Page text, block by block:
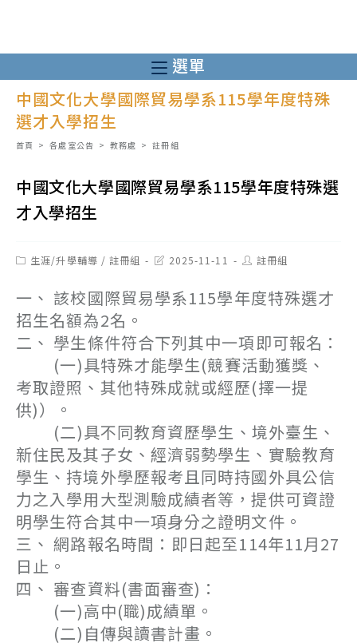
至
主
選單
中國文化大學國際貿易學系115學年度特殊
選才入學招生
首頁 > 各處室公告 > 教務處 > 註冊組
中國文化大學國際貿易學系115學年度特殊選
才入學招生
Post生涯/升學輔導 / 註冊組
Post2025-11-11
Post註冊組
一、 該校國際貿易學系115學年度特殊選才
招生名額為2名。
二、 學生條件符合下列其中一項即可報名：
(一)具特殊才能學生(競賽活動獲獎、
考取證照、其他特殊成就或經歷(擇一提
供)）。
(二)具不同教育資歷學生、境外臺生、
新住民及其子女、經濟弱勢學生、實驗教育
學生、持境外學歷報考且同時持國外具公信
力之入學用大型測驗成績者等，提供可資證
明學生符合其中一項身分之證明文件。
三、 網路報名時間：即日起至114年11月27
日止。
四、 審查資料(書面審查)：
(一)高中(職)成績單。
(二)自傳與讀書計畫。